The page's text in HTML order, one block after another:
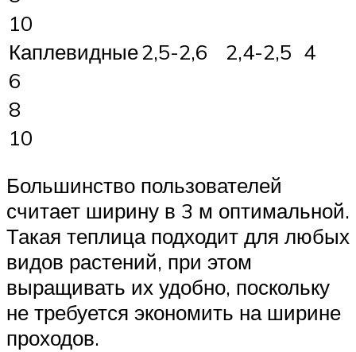
10
Каплевидные2,5-2,6 2,4-2,5 4
6
8
10
Большинство пользователей
считает ширину в 3 м оптимальной.
Такая теплица подходит для любых
видов растений, при этом
выращивать их удобно, поскольку
не требуется экономить на ширине
проходов.